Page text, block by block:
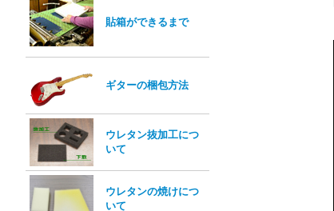
貼箱ができるまで
ギターの梱包方法
ウレタン抜加工につ
いて
ウレタンの焼けにつ
いて